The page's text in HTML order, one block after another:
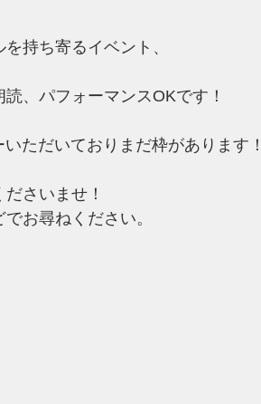
持ち寄るイベント、
、パフォーマンスOKです！
ただいておりまだ枠があります！
さいませ！
お尋ねください。